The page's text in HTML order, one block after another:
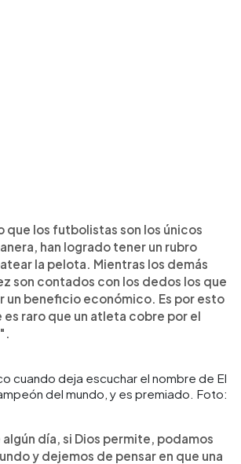
que los futbolistas son los únicos
han logrado tener un rubro
la pelota. Mientras los demás
son contados con los dedos los que
un beneficio económico. Es por esto
es raro que un atleta cobre por el
cuando deja escuchar el nombre de El
del mundo, y es premiado. Foto:
día, si Dios permite, podamos
y dejemos de pensar en que una